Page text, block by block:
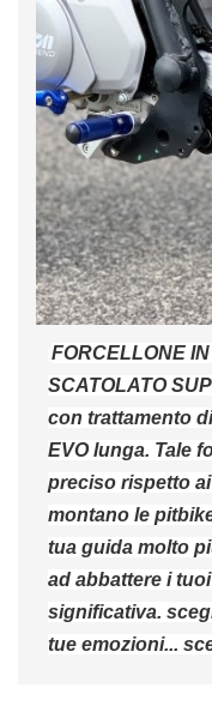
FORCELLONE
SCATOLATO
con trattamento
EVO lunga. Tale
preciso rispetto
montano le
tua guida molto
ad abbattere i
significativa.
tue emozioni...
CREA LISTA
ACCEDI